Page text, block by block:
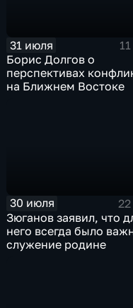
31 июля
Борис Долгов о
перспективах
на Ближнем Востоке
30 июля
Зюганов заявил, что
него всегда было
служение родине